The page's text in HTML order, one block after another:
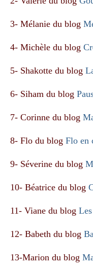
3- Mélanie du blog
4- Michèle du blog
5- Shakotte du blog
6- Siham du blog
7- Corinne du blog
8- Flo du blog Flo en
9- Séverine du blog
10- Béatrice du blog
11- Viane du blog
12- Babeth du blog
13-Marion du blog